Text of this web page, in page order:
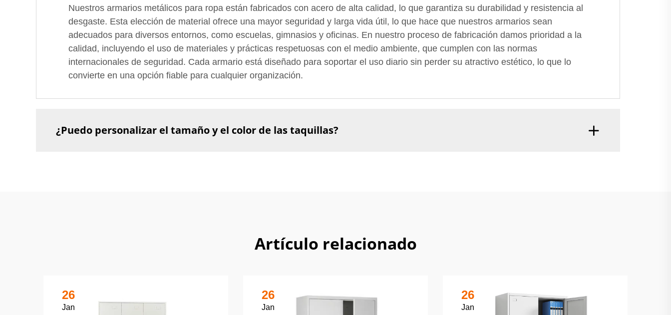
Nuestros armarios metálicos para ropa están fabricados con acero de alta calidad, lo que garantiza su durabilidad y resistencia al
desgaste. Esta elección de material ofrece una mayor seguridad y larga vida útil, lo que hace que nuestros armarios sean
adecuados para diversos entornos, como escuelas, gimnasios y oficinas. En nuestro proceso de fabricación damos prioridad a la
calidad, incluyendo el uso de materiales y prácticas respetuosas con el medio ambiente, que cumplen con las normas
internacionales de seguridad. Cada armario está diseñado para soportar el uso diario sin perder su atractivo estético, lo que lo
convierte en una opción fiable para cualquier organización.
¿Puedo personalizar el tamaño y el color de las taquillas?
Artículo relacionado
26
Jan
26
Jan
26
Jan